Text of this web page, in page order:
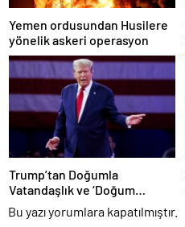
Yemen ordusundan Husilere
yönelik askeri operasyon
Trump’tan Doğumla
Vatandaşlık ve ‘Doğum
Turizmi’ Kararnamesi
Bu yazı yorumlara kapatılmıştır.